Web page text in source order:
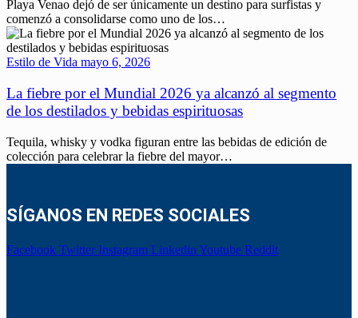
Playa Venao dejó de ser únicamente un destino para surfistas y
comenzó a consolidarse como uno de los…
Estilo de Vida mayo 6, 2026
La fiebre por el Mundial 2026 ya alcanzó al segmento
de los destilados y bebidas espirituosas
Tequila, whisky y vodka figuran entre las bebidas de edición de
colección para celebrar la fiebre del mayor…
SÍGANOS EN REDES SOCIALES
Facebook Twitter Instagram Linkedin Youtube Reddit